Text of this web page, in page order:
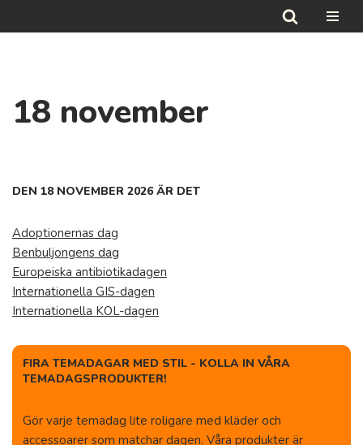
18 november
DEN 18 NOVEMBER 2026 ÄR DET
Adoptionernas dag
Benbuljongens dag
Europeiska antibiotikadagen
Internationella GIS-dagen
Internationella KOL-dagen
FIRA TEMADAGAR MED STIL - KOLLA IN VÅRA
TEMADAGSPRODUKTER!
Gör varje temadag lite roligare med kläder och
accessoarer som matchar dagen. Våra produkter är